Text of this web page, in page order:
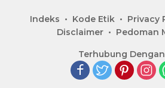
Indeks Kode Etik Privacy
Disclaimer
Pedoman
Terhubung